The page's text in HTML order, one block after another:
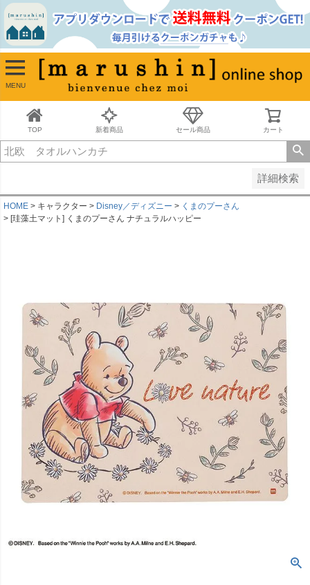
MENU
TOP 新着商品 セール商品 カート
詳細検索
並び順
新着順
古い順
価格が安い順
価格が高い順
キーワードヒット順
HOME キャラクター Disney／ディズニー
くまのプーさん
[珪藻土マット] くまのプーさん ナチュラルハッピー